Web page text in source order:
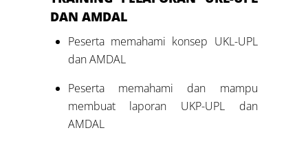
DAN AMDAL
Peserta memahami konsep UKL-UPL
dan AMDAL
Peserta memahami dan mampu
membuat laporan UKP-UPL dan
AMDAL